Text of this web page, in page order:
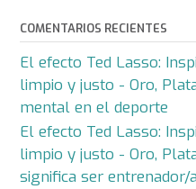
COMENTARIOS RECIENTES
El efecto Ted Lasso:
limpio y justo - Oro,
mental en el deporte
El efecto Ted Lasso:
limpio y justo - Oro,
significa ser entrenador/